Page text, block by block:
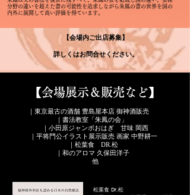
分野の違いを超えた書の可能性を追求しながら朱鳳の書の世界を国の
内外に展開して高い評価を得ています。
【会場内ご出店募集】
詳しくはお問合せください。
【会場展示＆販売など】
｜東京最古の酒舗 豊島屋本店 御神酒販売
｜書法教室「朱鳳の会」
｜小田原ジャンボおはぎ 甘味 岡西
｜平将門公イラスト展示販売 画家 中野耕一
｜松葉食 DR.松
｜和のアロマ 久保田洋子
他
​松葉食 Dr.松